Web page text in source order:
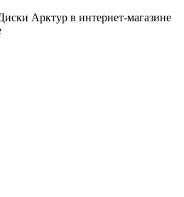
Арктур в интернет-магазине